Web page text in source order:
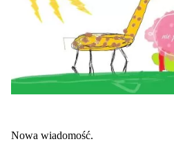
Nowa wiadomość.